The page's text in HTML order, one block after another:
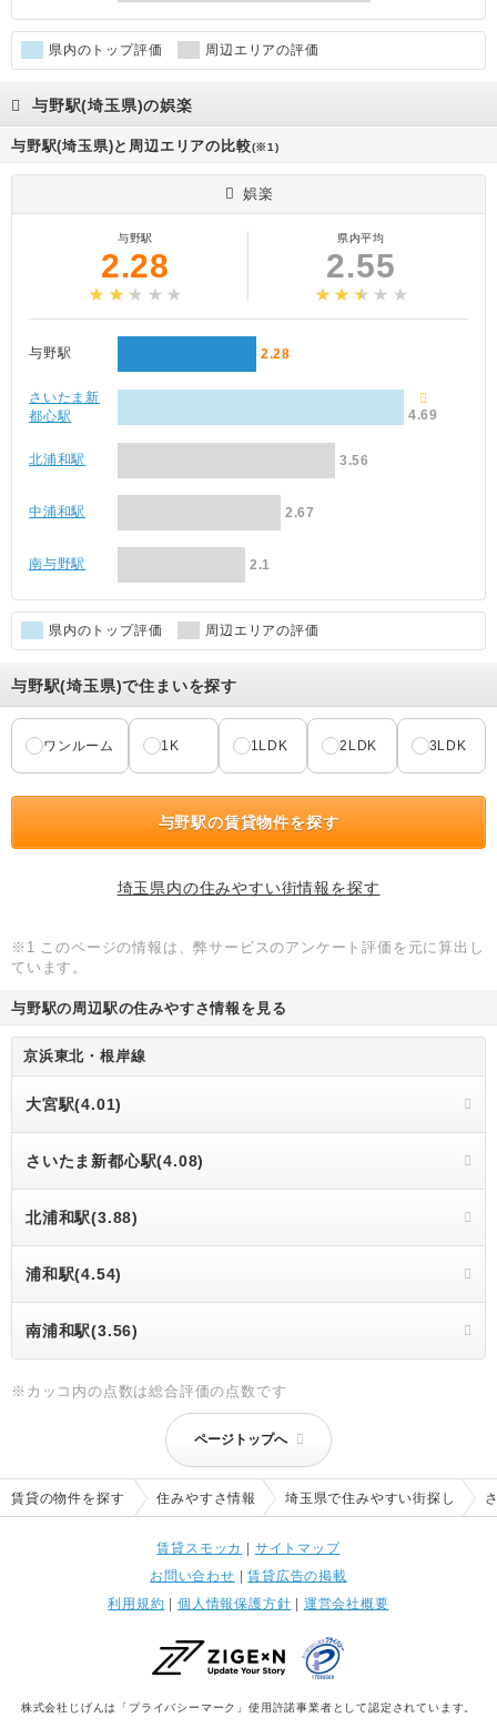
県内のトップ評価 周辺エリアの評価
与野駅(埼玉県)の娯楽
与野駅(埼玉県)と周辺エリアの比較(※1)
娯楽
与野駅
2.28
県内平均
2.55
与野駅 2.28
さいたま新
都心駅
4.69
北浦和駅 3.56
中浦和駅 2.67
南与野駅 2.1
県内のトップ評価 周辺エリアの評価
与野駅(埼玉県)で住まいを探す
ワンルーム 1K 1LDK 2LDK 3LDK
与野駅の賃貸物件を探す
埼玉県内の住みやすい街情報を探す
※1 このページの情報は、弊サービスのアンケート評価を元に算出し
ています。
与野駅の周辺駅の住みやすさ情報を見る
京浜東北・根岸線
大宮駅(4.01)
さいたま新都心駅(4.08)
北浦和駅(3.88)
浦和駅(4.54)
南浦和駅(3.56)
※カッコ内の点数は総合評価の点数です
ページトップへ
賃貸の物件を探す 住みやすさ情報 埼玉県で住みやすい街探し
賃貸スモッカ
サイトマップ
お問い合わせ |賃貸広告の掲載
利用規約
個人情報保護方針 運営会社概要
株式会社じげんは「プライバシーマーク」使用許諾事業者として認定されています。